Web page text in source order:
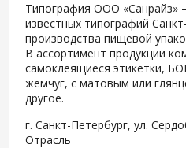
Типография ООО «Санрайз»
известных типографий
производства пищевой
В ассортимент продукции
самоклеящиеся этикетки,
жемчуг, с матовым или
другое.
г. Санкт-Петербург, ул.
Отрасль